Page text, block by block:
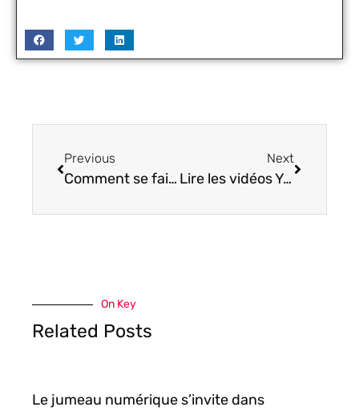
Previous
Comment se faire connaître sur YouTube ?
Next
Lire les vidéos YouTube en mode écran éteint Android et iOS grâce à 5 applications
On Key
Related Posts
Le jumeau numérique s’invite dans